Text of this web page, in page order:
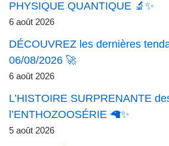
PHYSIQUE QUANTIQUE 🔬✨
6 août 2026
DÉCOUVREZ les dernières
06/08/2026 🚀
6 août 2026
L’HISTOIRE SURPRENANTE
l’ENTHOZOOSÉRIE 🦙✨
5 août 2026